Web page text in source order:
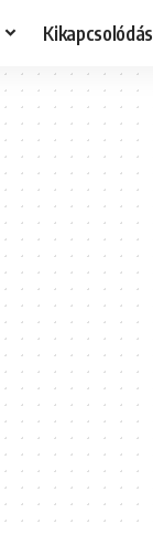
Kikapcsolódás